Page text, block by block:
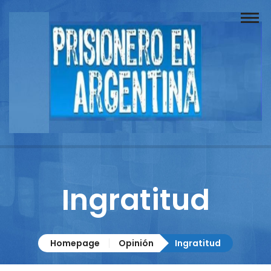
Buscador
Documentos
Columnistas
Contacto
Ingratitud
Homepage Opinión Ingratitud